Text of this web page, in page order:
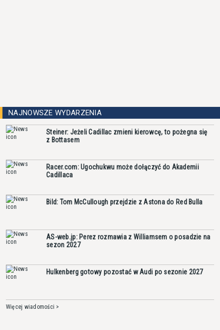
NAJNOWSZE WYDARZENIA
Steiner: Jeżeli Cadillac zmieni kierowcę, to pożegna się
z Bottasem
Racer.com: Ugochukwu może dołączyć do Akademii
Cadillaca
Bild: Tom McCullough przejdzie z Astona do Red Bulla
AS-web.jp: Perez rozmawia z Williamsem o posadzie na
sezon 2027
Hulkenberg gotowy pozostać w Audi po sezonie 2027
Więcej wiadomości >